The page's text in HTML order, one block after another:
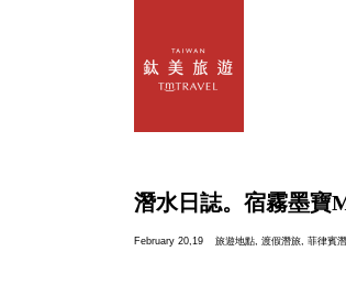
潛水日誌。宿霧墨寶
February 20,19 旅遊地點, 渡假潛旅, 菲律賓